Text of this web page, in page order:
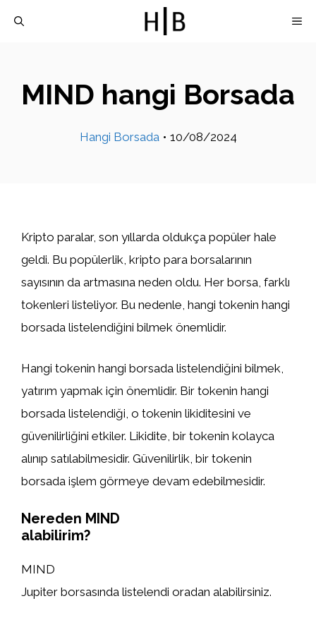
MIND hangi Borsada
Hangi Borsada • 10/08/2024
Kripto paralar, son yıllarda oldukça popüler hale
geldi. Bu popülerlik, kripto para borsalarının
sayısının da artmasına neden oldu. Her borsa, farklı
tokenleri listeliyor. Bu nedenle, hangi tokenin hangi
borsada listelendiğini bilmek önemlidir.
Hangi tokenin hangi borsada listelendiğini bilmek,
yatırım yapmak için önemlidir. Bir tokenin hangi
borsada listelendiği, o tokenin likiditesini ve
güvenilirliğini etkiler. Likidite, bir tokenin kolayca
alınıp satılabilmesidir. Güvenilirlik, bir tokenin
borsada işlem görmeye devam edebilmesidir.
Nereden MIND
alabilirim?
MIND
Jupiter borsasında listelendi oradan alabilirsiniz.